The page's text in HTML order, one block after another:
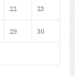
22 23
29 30